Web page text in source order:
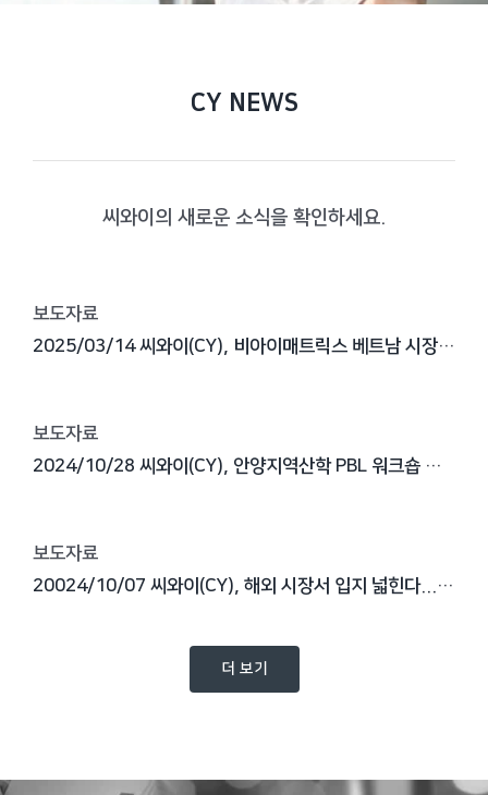
CY NEWS
씨와이의 새로운 소식을 확인하세요.
보도자료
2025/03/14 씨와이(CY), 비아이매트릭스 베트남 시장 진출 가교 역할 '톡톡'
보도자료
2024/10/28 씨와이(CY), 안양지역산학 PBL 워크숍 참가…지역 경제 활성화 앞장
보도자료
20024/10/07 씨와이(CY), 해외 시장서 입지 넓힌다..."글로벌 개발 센터 역량 확대"
더 보기